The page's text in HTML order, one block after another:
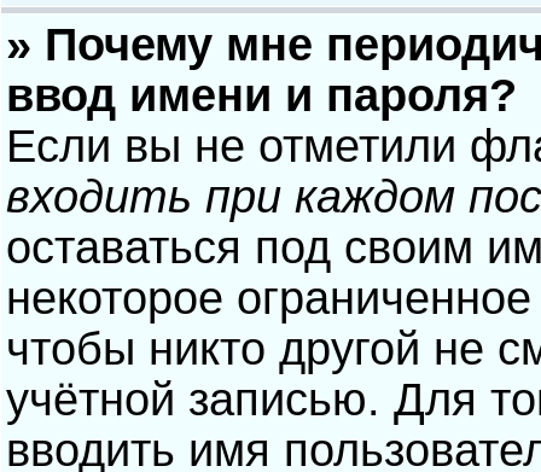
» Почему мне
ввод имени и пароля?
Если вы не отметили
входить при каждом
оставаться под своим
некоторое
чтобы никто другой не
учётной записью. Для
вводить имя